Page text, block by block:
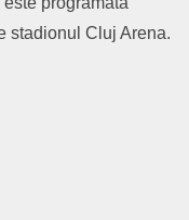
stadionul Cluj Arena.